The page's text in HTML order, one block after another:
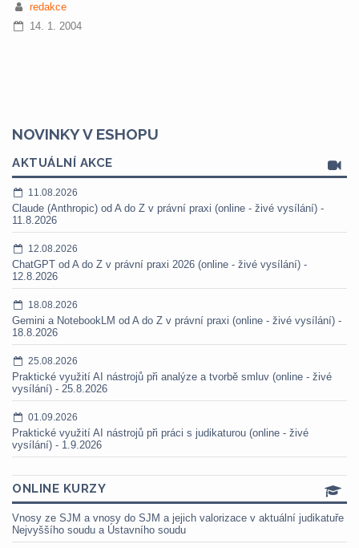
redakce
14. 1. 2004
NOVINKY V ESHOPU
AKTUÁLNÍ AKCE
11.08.2026
Claude (Anthropic) od A do Z v právní praxi (online - živé vysílání) -
11.8.2026
12.08.2026
ChatGPT od A do Z v právní praxi 2026 (online - živé vysílání) -
12.8.2026
18.08.2026
Gemini a NotebookLM od A do Z v právní praxi (online - živé vysílání) -
18.8.2026
25.08.2026
Praktické využití AI nástrojů při analýze a tvorbě smluv (online - živé
vysílání) - 25.8.2026
01.09.2026
Praktické využití AI nástrojů při práci s judikaturou (online - živé
vysílání) - 1.9.2026
ONLINE KURZY
Vnosy ze SJM a vnosy do SJM a jejich valorizace v aktuální judikatuře
Nejvyššího soudu a Ústavního soudu